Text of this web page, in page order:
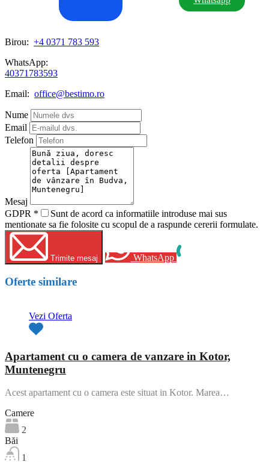
Birou: +4 0371 783 593
WhatsApp:
40371783593
Email: office@bestimo.ro
Nume
Email
Telefon
Mesaj
GDPR *
Sunt de acord ca informatiile introduse mai sus
mentionate sa fie folosite cu scopul de a raspunde cererii formulate.
Trimite mesaj WhatsApp
Oferte similare
Vezi Oferta
Apartament cu o camera de vanzare in Kotor,
Muntenegru
Acest apartament cu o camera este situat in Kotor. Marea…
Camere
2
Băi
1